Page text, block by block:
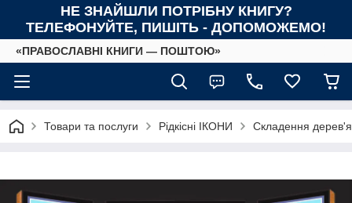
НЕ ЗНАЙШЛИ ПОТРІБНУ КНИГУ?
ТЕЛЕФОНУЙТЕ, ПИШІТЬ - ДОПОМОЖЕМО!
«ПРАВОСЛАВНІ КНИГИ — ПОШТОЮ»
Товари та послуги Рідкісні ІКОНИ Складення